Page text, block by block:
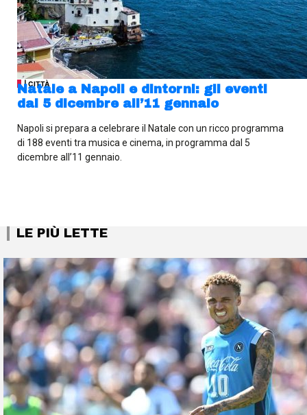
| CITTÀ
Natale a Napoli e dintorni: gli eventi
dal 5 dicembre all’11 gennaio
Napoli si prepara a celebrare il Natale con un ricco programma
di 188 eventi tra musica e cinema, in programma dal 5
dicembre all’11 gennaio.
LE PIÙ LETTE